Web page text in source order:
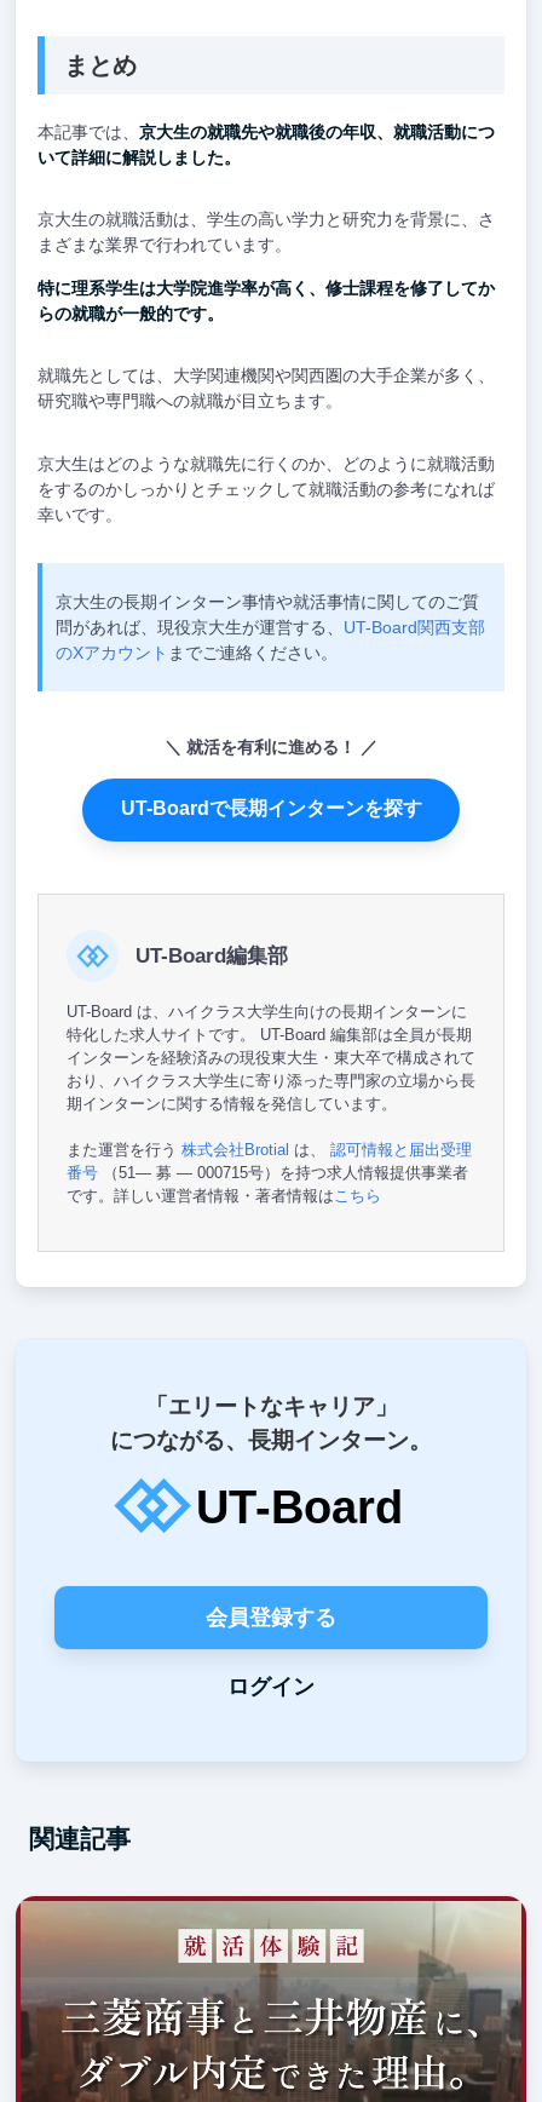
まとめ
本記事では、 京大生の就職先や就職後の年収、就職活動につ
いて詳細に解説しました。
京大生の就職活動は、学生の高い学力と研究力を背景に、さ
まざまな業界で行われています。
特に理系学生は大学院進学率が高く、修士課程を修了してか
らの就職が一般的です。
就職先としては、大学関連機関や関西圏の大手企業が多く、
研究職や専門職への就職が目立ちます。
京大生はどのような就職先に行くのか、どのように就職活動
をするのかしっかりとチェックして就職活動の参考になれば
幸いです。
京大生の長期インターン事情や就活事情に関してのご質
問があれば、現役京大生が運営する、 UT-Board関西支部
のXアカウント までご連絡ください。
就活を有利に進める！
UT-Boardで長期インターンを探す
UT-Board編集部
UT-Board は、ハイクラス大学生向けの長期インターンに
特化した求人サイトです。 UT-Board 編集部は全員が長期
インターンを経験済みの現役東大生・東大卒で構成されて
おり、ハイクラス大学生に寄り添った専門家の立場から長
期インターンに関する情報を発信しています。
また運営を行う 株式会社Brotial は、 認可情報と届出受理
番号（51— 募 — 000715号）を持つ求人情報提供事業者
です。詳しい運営者情報・著者情報はこちら
「エリートなキャリア」
につながる、長期インターン。
会員登録する
ログイン
関連記事